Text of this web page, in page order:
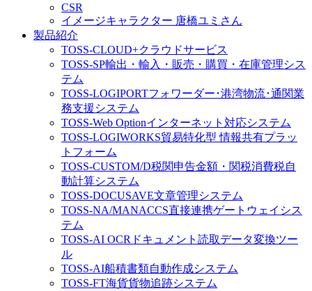
CSR
イメージキャラクター 唐橋ユミさん
製品紹介
TOSS-CLOUD+クラウドサービス
TOSS-SP輸出・輸入・販売・購買・在庫管理シス
テム
TOSS-LOGIPORTフォワーダー･港湾物流･通関業
務支援システム
TOSS-Web Optionインターネット対応システム
TOSS-LOGIWORKS貿易特化型 情報共有プラッ
トフォーム
TOSS-CUSTOM/D税関申告金額・関税消費税自
動計算システム
TOSS-DOCUSAVE文章管理システム
TOSS-NA/MANACCS直接連携ゲートウェイシス
テム
TOSS-AI OCR ドキュメント読取データ変換ツー
ル
TOSS-AI船積書類自動作成システム
TOSS-FT海貨貨物追跡システム